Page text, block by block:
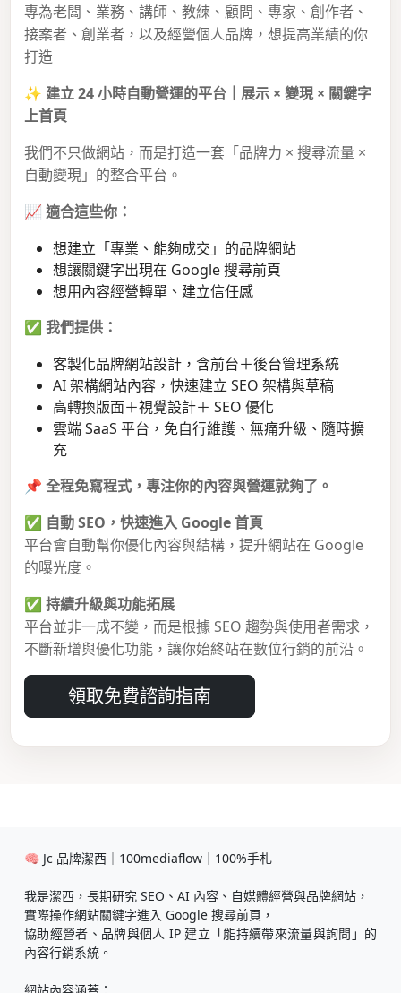
專為老闆、業務、講師、教練、顧問、專家、創作者、
接案者、創業者，以及經營個人品牌，想提高業績的你
打造
✨ 建立 24 小時自動營運的平台｜展示 × 變現 × 關鍵字
上首頁
我們不只做網站，而是打造一套「品牌力 × 搜尋流量 ×
自動變現」的整合平台。
📈 適合這些你：
想建立「專業、能夠成交」的品牌網站
想讓關鍵字出現在 Google 搜尋前頁
想用內容經營轉單、建立信任感
✅ 我們提供：
客製化品牌網站設計，含前台＋後台管理系統
AI 架構網站內容，快速建立 SEO 架構與草稿
高轉換版面＋視覺設計＋ SEO 優化
雲端 SaaS 平台，免自行維護、無痛升級、隨時擴
充
📌 全程免寫程式，專注你的內容與營運就夠了。
✅ 自動 SEO，快速進入 Google 首頁
平台會自動幫你優化內容與結構，提升網站在 Google
的曝光度。
✅ 持續升級與功能拓展
平台並非一成不變，而是根據 SEO 趨勢與使用者需求，
不斷新增與優化功能，讓你始終站在數位行銷的前沿。
領取免費諮詢指南
🧠 Jc 品牌潔西｜100mediaflow｜100%手札
我是潔西，長期研究 SEO、AI 內容、自媒體經營與品牌網站，
實際操作網站關鍵字進入 Google 搜尋前頁，
協助經營者、品牌與個人 IP 建立「能持續帶來流量與詢問」的
內容行銷系統。